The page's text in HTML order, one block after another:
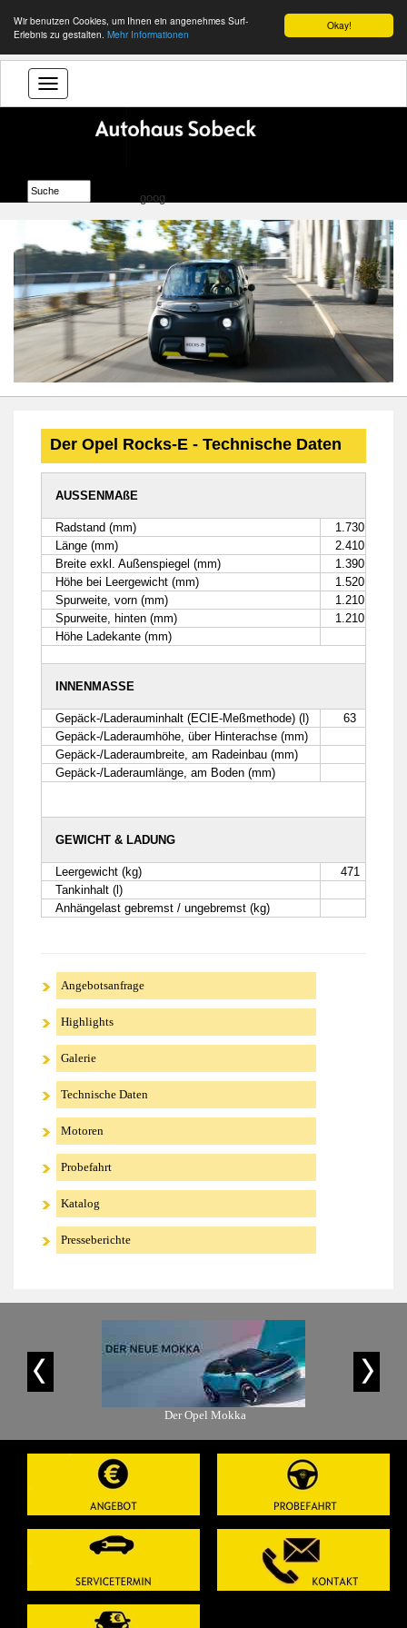
Okay!
Wir benutzen Cookies, um Ihnen ein angenehmes Surf-
Erlebnis zu gestalten. Mehr Informationen
goog
Der Opel Rocks-E - Technische Daten
AUSSENMAßE
Radstand (mm)
1.730
Länge (mm)
2.410
Breite exkl. Außenspiegel (mm)
1.390
Höhe bei Leergewicht (mm)
1.520
Spurweite, vorn (mm)
1.210
Spurweite, hinten (mm)
1.210
Höhe Ladekante (mm)
INNENMASSE
Gepäck-/Laderauminhalt (ECIE-Meßmethode) (l)
63
Gepäck-/Laderaumhöhe, über Hinterachse (mm)
Gepäck-/Laderaumbreite, am Radeinbau (mm)
Gepäck-/Laderaumlänge, am Boden (mm)
GEWICHT & LADUNG
Leergewicht (kg)
471
Tankinhalt (l)
Anhängelast gebremst / ungebremst (kg)
Angebotsanfrage
Highlights
Galerie
Technische Daten
Motoren
Probefahrt
Katalog
Presseberichte
Der Opel Mokka